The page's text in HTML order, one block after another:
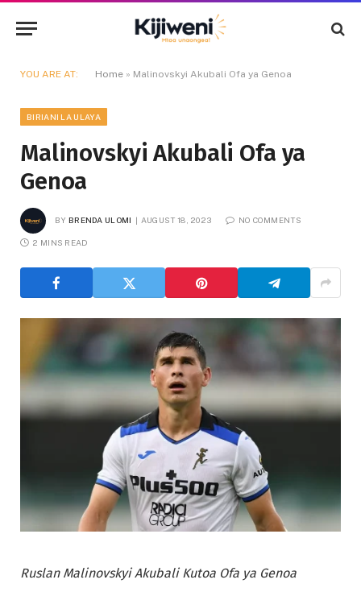
YOU ARE AT: Home » Malinovskyi Akubali Ofa ya Genoa
BIRIANI LA ULAYA
Malinovskyi Akubali Ofa ya
Genoa
BY BRENDA ULOMI AUGUST 18, 2023 NO COMMENTS
2 MINS READ
Ruslan Malinovskyi Akubali Kutoa Ofa ya Genoa